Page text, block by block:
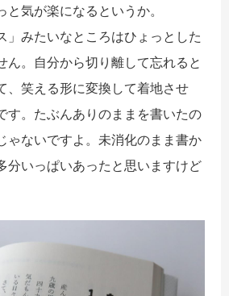
気が楽になるというか。
」みたいなところはひょっとした
ん。自分から切り離して忘れると
、笑える形に変換して着地させ
す。たぶんありのままを書いたの
ゃないですよ。未消化のまま書か
分いっぱいあったと思いますけど